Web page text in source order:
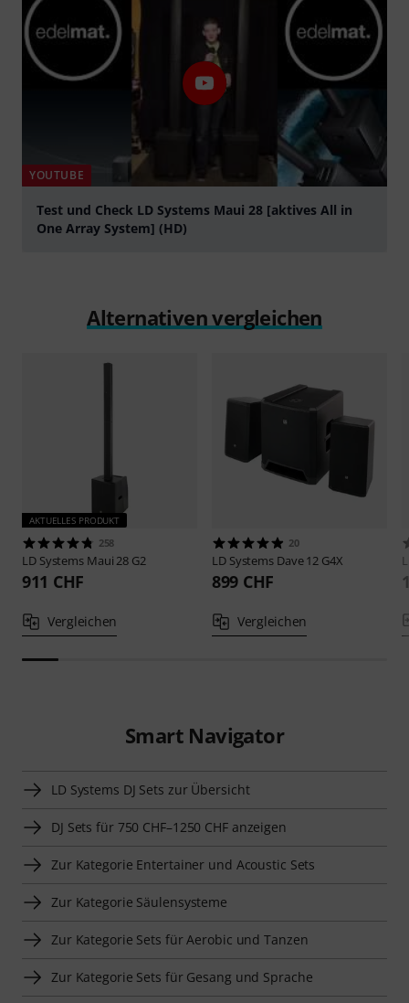
YOUTUBE
Test und Check LD Systems Maui 28 [aktives All in
One Array System] (HD)
Alternativen vergleichen
AKTUELLES PRODUKT
258
LD Systems Maui 28 G2
911 CHF
Vergleichen
20
LD Systems Dave 12 G4X
899 CHF
Vergleichen
Smart Navigator
LD Systems DJ Sets zur Übersicht
DJ Sets für 750 CHF–1250 CHF anzeigen
Zur Kategorie Entertainer und Acoustic Sets
Zur Kategorie Säulensysteme
Zur Kategorie Sets für Aerobic und Tanzen
Zur Kategorie Sets für Gesang und Sprache